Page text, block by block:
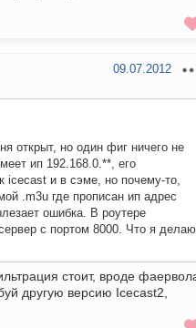
09.07.2012
открыт, но один фиг ничего не
ип 192.168.0.**, его
icecast и в сэме, но почему-то,
.m3u где прописан ип адрес
ошибка. В роутере
с портом 8000. Что я делаю
стоит, вроде
другую версию Icecast2,